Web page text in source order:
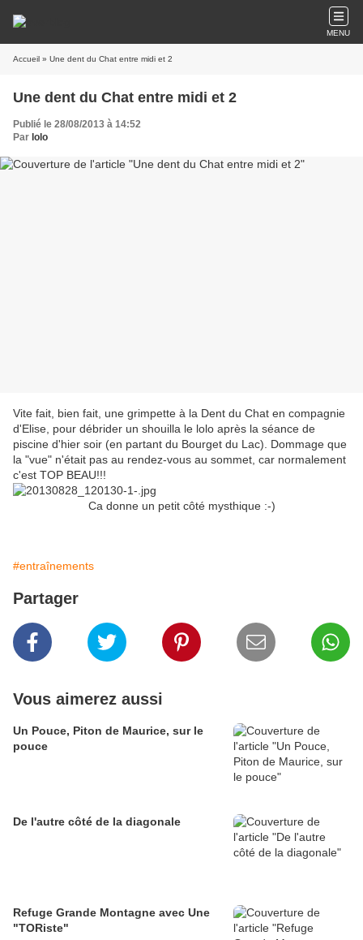
MENU
Accueil » Une dent du Chat entre midi et 2
Une dent du Chat entre midi et 2
Publié le 28/08/2013 à 14:52
Par lolo
Vite fait, bien fait, une grimpette à la Dent du Chat en compagnie
d'Elise, pour débrider un shouilla le lolo après la séance de
piscine d'hier soir (en partant du Bourget du Lac). Dommage que
la "vue" n'était pas au rendez-vous au sommet, car normalement
c'est TOP BEAU!!!
Ca donne un petit côté mysthique :-)
#entraînements
Partager
Vous aimerez aussi
Un Pouce, Piton de Maurice, sur le
pouce
De l'autre côté de la diagonale
Refuge Grande Montagne avec Une
"TORiste"